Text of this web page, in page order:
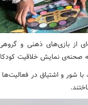
از بازی‌های ذهنی و
صحنه‌ی نمایش خلاقیت
با شور و اشتیاق در